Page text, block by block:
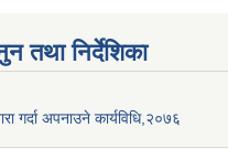
तथा निर्देशिका
गर्दा अपनाउने कार्यविधि,२०७६